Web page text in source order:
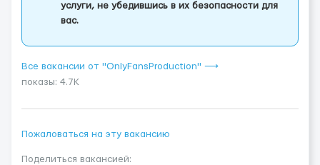
услуги, не убедившись в их безопасности для
вас.
Все вакансии от "OnlyFansProduction" ⟶
показы: 4.7K
Пожаловаться на эту вакансию
Поделиться вакансией: